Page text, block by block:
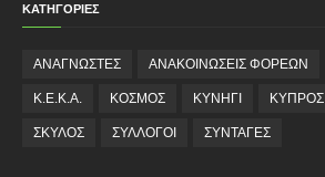
ΚΑΤΗΓΟΡΙΕΣ
ΑΝΑΓΝΩΣΤΕΣ ΑΝΑΚΟΙΝΩΣΕΙΣ ΦΟΡΕΩΝ
Κ.Ε.Κ.Α. ΚΟΣΜΟΣ ΚΥΝΗΓΙ ΚΥΠΡΟΣ
ΣΚΥΛΟΣ ΣΥΛΛΟΓΟΙ ΣΥΝΤΑΓΕΣ